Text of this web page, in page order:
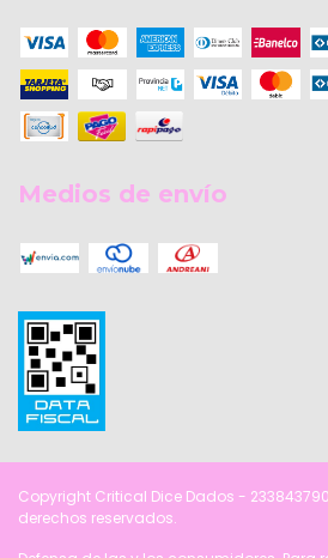
Medios de envío
Copyright Critical Dice Dados -
derechos reservados.